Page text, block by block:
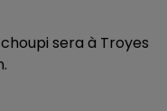
sera à Troyes